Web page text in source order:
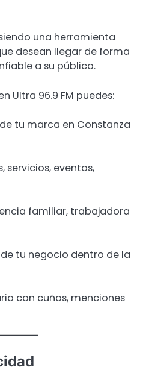
una herramienta
desean llegar de forma
a su público.
Ultra 96.9 FM puedes:
tu marca en Constanza
servicios, eventos,
familiar, trabajadora
tu negocio dentro de la
con cuñas, menciones